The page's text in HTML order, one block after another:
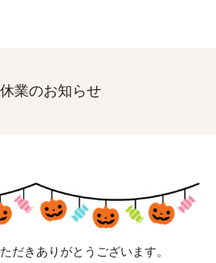
業のお知らせ
だきありがとうございます。